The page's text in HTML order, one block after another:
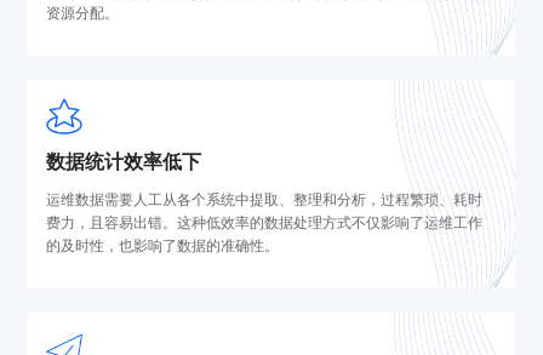
资源分配。
数据统计效率低下
运维数据需要人工从各个系统中提取、整理和分析，过程繁琐、耗时
费力，且容易出错。这种低效率的数据处理方式不仅影响了运维工作
的及时性，也影响了数据的准确性。